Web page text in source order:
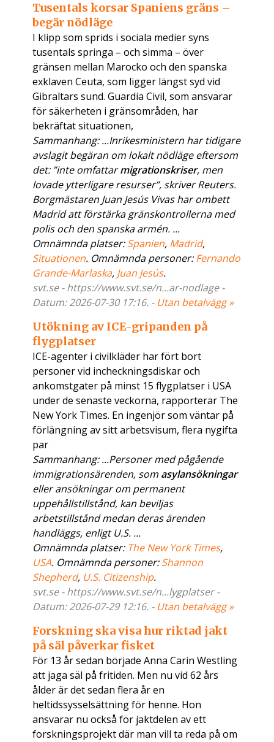
Tusentals korsar Spaniens gräns –
begär nödläge
I klipp som sprids i sociala medier syns
tusentals springa – och simma – över
gränsen mellan Marocko och den spanska
exklaven Ceuta, som ligger längst syd vid
Gibraltars sund. Guardia Civil, som ansvarar
för säkerheten i gränsområden, har
bekräftat situationen,
Sammanhang: ...Inrikesministern har tidigare
avslagit begäran om lokalt nödläge eftersom
det: ”inte omfattarmigrationskriser, men
lovade ytterligare resurser”, skriver Reuters.
Borgmästaren Juan Jesús Vivas har ombett
Madrid att förstärka gränskontrollerna med
polis och den spanska armén. ...
Omnämnda platser:Spanien, Madrid,
Situationen. Omnämnda personer:Fernando
Grande-Marlaska, Juan Jesús.
svt.se - https://www.svt.se/n...ar-nodlage -
Datum: 2026-07-30 17:16. - Utan betalvägg »
Utökning av ICE-gripanden på
flygplatser
ICE-agenter i civilkläder har fört bort
personer vid incheckningsdiskar och
ankomstgater på minst 15 flygplatser i USA
under de senaste veckorna, rapporterar The
New York Times. En ingenjör som väntar på
förlängning av sitt arbetsvisum, flera nygifta
par
Sammanhang: ...Personer med pågående
immigrationsärenden, som asylansökningar
eller ansökningar om permanent
uppehållstillstånd, kan beviljas
arbetstillstånd medan deras ärenden
handläggs, enligt U.S. ...
Omnämnda platser: The New York Times,
USA. Omnämnda personer:Shannon
Shepherd, U.S. Citizenship.
svt.se - https://www.svt.se/n...lygplatser -
Datum: 2026-07-29 12:16. - Utan betalvägg »
Forskning ska visa hur riktad jakt
på säl påverkar fisket
För 13 år sedan började Anna Carin Westling
att jaga säl på fritiden. Men nu vid 62 års
ålder är det sedan flera år en
heltidssysselsättning för henne. Hon
ansvarar nu också för jaktdelen av ett
forskningsprojekt där man vill ta reda på om